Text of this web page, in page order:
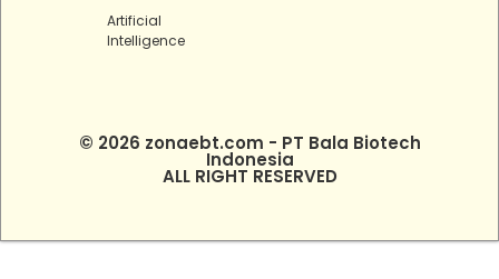
Artificial
Intelligence
© 2026 zonaebt.com - PT Bala Biotech
Indonesia
ALL RIGHT RESERVED